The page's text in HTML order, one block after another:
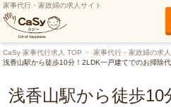
家事代行・家政婦の求人サイト
CaSy 家事代行求人 TOP 家事代行・家政婦の求
浅香山駅から徒歩10分！2LDK一戸建てでのお掃除
浅香山駅から徒歩10